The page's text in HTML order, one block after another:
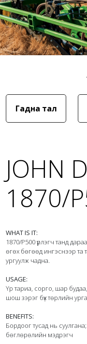
Гадна тал
JOHN
1870/
WHAT IS IT:
1870/P500 үрлэгч танд
өгөх бөгөөд ингэснээр та
ургуулж чадна.
USAGE:
Үр тариа, сорго, шар
шош зэрэг бүх төрлийн
BENEFITS:
Бордоог тусад нь